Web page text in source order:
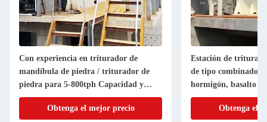
Con experiencia en triturador de
mandíbula de piedra / triturador de
piedra para 5-800tph Capacidad y
certificación ISO
Obtenga el mejor precio
Estación de
de tipo combinado
hormigón, basalto y
Obtenga el